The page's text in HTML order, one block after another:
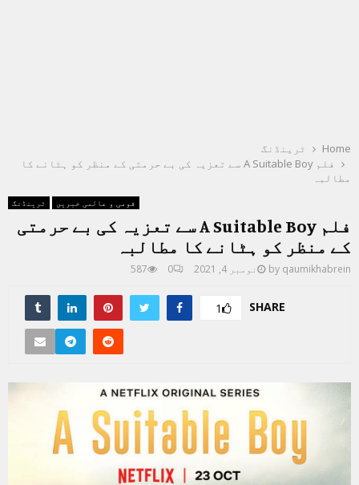
Home
ٹرینڈنگ
فلم A Suitable Boy سے تعزیہ کی بے حرمتی کے منظر کو ہٹانے کا
مطالبہ
ٹرینڈنگ قومی و عالمی خبریں
فلم A Suitable Boy سے تعزیہ کی بے حرمتی
کے منظر کو ہٹانے کا مطالبہ
by qaumikhabrein نومبر 4, 2021 0
587
SHARE
1